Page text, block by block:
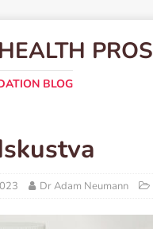
PROS
BLOG
Dr Adam Neumann